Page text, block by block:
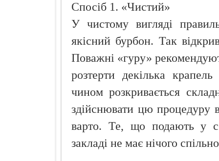
Спосіб 1. «Чистий»
У чистому вигляді
якісний бурбон. Так
Поважні «гуру»
розтерти декілька
чином розкривається
здійснювати цю процедуру
варто. Те, що подають у
закладі не має нічого